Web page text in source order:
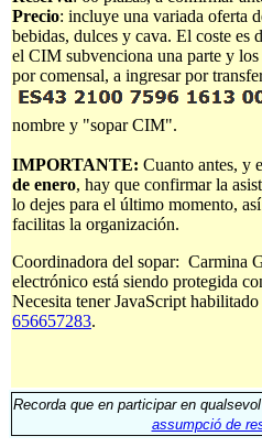
Precio: incluye una variada oferta
bebidas, dulces y cava. El coste es
el CIM subvenciona una parte y los
por comensal, a ingresar por
nombre y "sopar CIM".
IMPORTANTE: Cuanto antes, y
de enero, hay que confirmar la
lo dejes para el último momento,
facilitas la organización.
Coordinadora del sopar: Carmina
electrónico está siendo protegida
Necesita tener JavaScript
656657283.
Recorda que en participar en
assumpció de